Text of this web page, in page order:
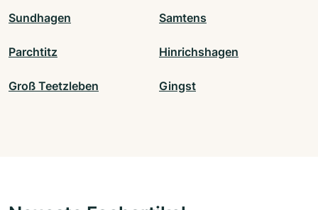
Sundhagen Samtens
Parchtitz Hinrichshagen
Groß Teetzleben Gingst